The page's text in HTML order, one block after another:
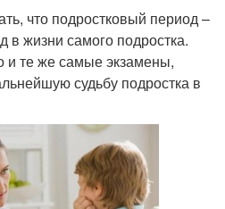
что подростковый период –
в жизни самого подростка.
и те же самые экзамены,
судьбу подростка в